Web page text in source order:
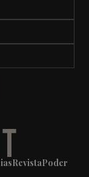
RevistaPoder